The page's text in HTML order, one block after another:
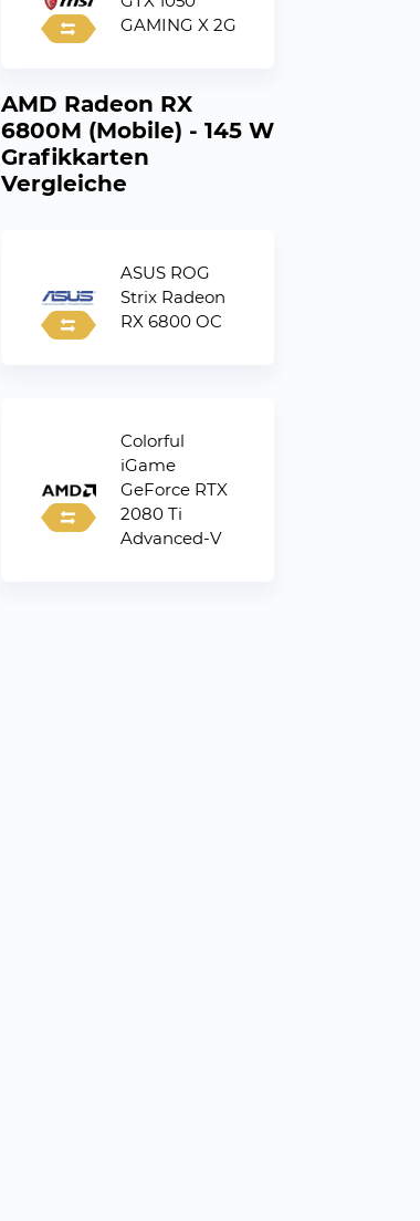
GAMING X 2G
AMD Radeon RX
6800M (Mobile) - 145 W
Grafikkarten
Vergleiche
ASUS ROG
Strix Radeon
RX 6800 OC
Colorful
iGame
GeForce RTX
2080 Ti
Advanced-V